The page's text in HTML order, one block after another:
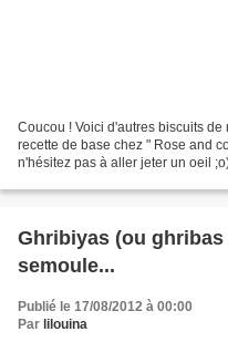
Coucou ! Voici d'autres biscuits
recette de base chez " Rose and
n'hésitez pas à aller jeter un oeil
Ghribiyas (ou
semoule...
Publié le 17/08/2012 à 00:00
Par lilouina